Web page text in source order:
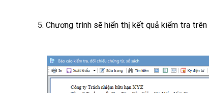
5. Chương trình sẽ hiển thị kết quả kiểm tra trên